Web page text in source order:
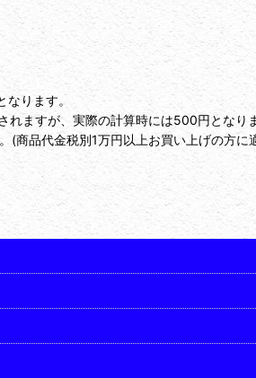
ります。
ますが、実際の計算時には500円となり
(商品代金税別1万円以上お買い上げの方